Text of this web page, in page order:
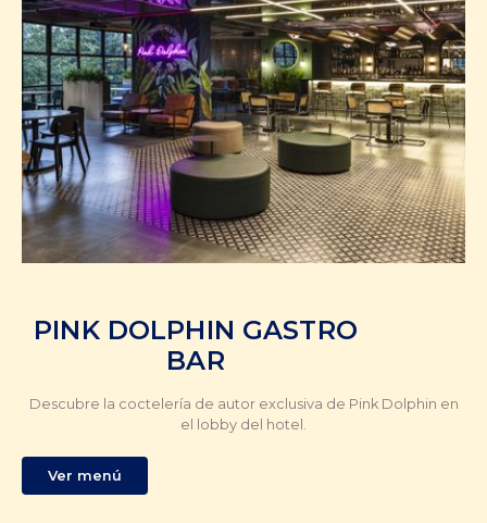
PINK DOLPHIN GASTRO
BAR
Descubre la coctelería de autor exclusiva de Pink Dolphin en
el lobby del hotel.
Ver menú